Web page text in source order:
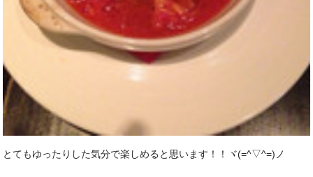
とてもゆったりした気分で楽しめると思います！！ヾ(=^▽^=)ノ